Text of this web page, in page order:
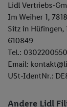
Lidl Vertriebs-
Im Weiher 1,
Sitz in Hüfingen,
610849
Tel.:
Email:
USt-IdentNr.:
Andere Lidl